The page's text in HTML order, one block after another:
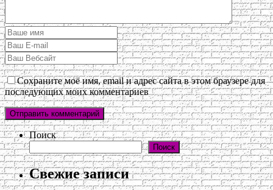
Сохраните моё имя, email и адрес сайта в этом браузере для
последующих моих комментариев
Поиск
Поиск
Свежие записи